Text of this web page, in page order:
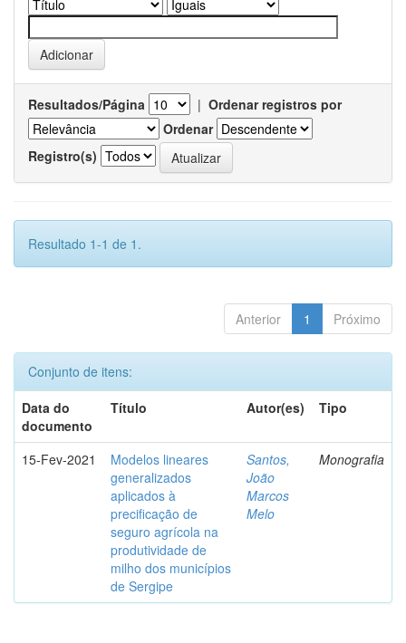
Resultados/Página | Ordenar registros por
Ordenar
Registro(s)
Resultado 1-1 de 1.
Anterior 1 Próximo
Conjunto de itens:
Data do
documento
Título Autor(es) Tipo
15-Fev-2021
Modelos lineares
generalizados
aplicados à
precificação de
seguro agrícola na
produtividade de
milho dos municípios
de Sergipe
Santos,
João
Marcos
Melo
Monografia